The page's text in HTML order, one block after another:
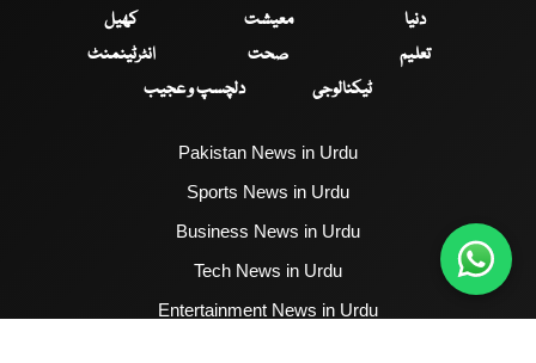
دنیا
معیشت
کھیل
تعلیم
صحت
انٹرٹینمنٹ
ٹیکنالوجی
دلچسپ و عجیب
Pakistan News in Urdu
Sports News in Urdu
Business News in Urdu
Tech News in Urdu
Entertainment News in Urdu